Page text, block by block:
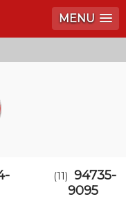
MENU
(11) 94735-
9095